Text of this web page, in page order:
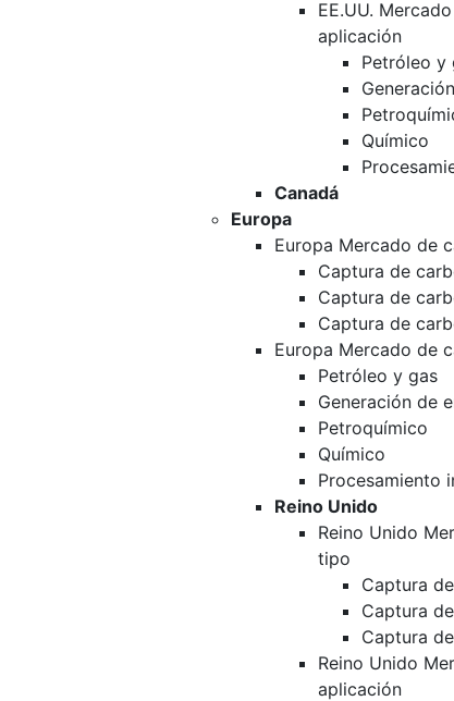
EE.UU.
aplicación
Petróleo y
Químico
Canadá
Europa
Europa Mercado de
Captura de
Captura de
Captura de
Europa Mercado de
Petróleo y gas
Generación de
Petroquímico
Químico
Procesamiento
Reino Unido
Reino Unido
tipo
Captura
Captura
Captura
Reino Unido
aplicación